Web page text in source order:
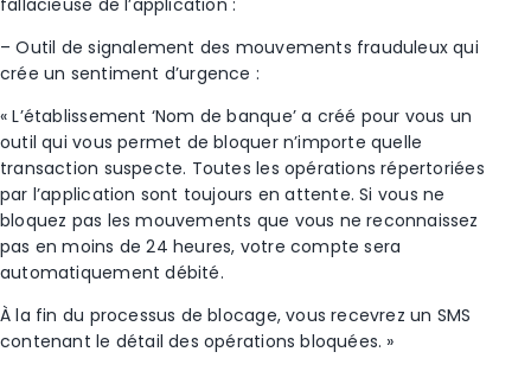
fallacieuse de l’application :
– Outil de signalement des mouvements frauduleux qui
crée un sentiment d’urgence :
« L’établissement ‘Nom de banque’ a créé pour vous un
outil qui vous permet de bloquer n’importe quelle
transaction suspecte. Toutes les opérations répertoriées
par l’application sont toujours en attente. Si vous ne
bloquez pas les mouvements que vous ne reconnaissez
pas en moins de 24 heures, votre compte sera
automatiquement débité.
À la fin du processus de blocage, vous recevrez un SMS
contenant le détail des opérations bloquées. »